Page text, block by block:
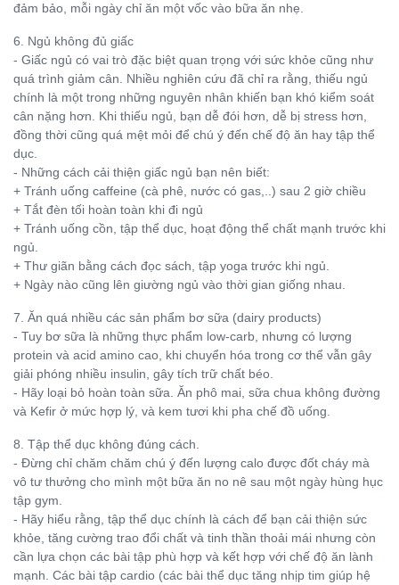
đảm bảo, mỗi ngày chỉ ăn một vốc vào bữa ăn nhẹ.
6. Ngủ không đủ giấc
- Giấc ngủ có vai trò đặc biệt quan trọng với sức khỏe cũng như
quá trình giảm cân. Nhiều nghiên cứu đã chỉ ra rằng, thiếu ngủ
chính là một trong những nguyên nhân khiến bạn khó kiểm soát
cân nặng hơn. Khi thiếu ngủ, bạn dễ đói hơn, dễ bị stress hơn,
đồng thời cũng quá mệt mỏi để chú ý đến chế độ ăn hay tập thể
dục.
- Những cách cải thiện giấc ngủ bạn nên biết:
+ Tránh uống caffeine (cà phê, nước có gas,..) sau 2 giờ chiều
+ Tắt đèn tối hoàn toàn khi đi ngủ
+ Tránh uống cồn, tập thể dục, hoạt động thể chất mạnh trước khi
ngủ.
+ Thư giãn bằng cách đọc sách, tập yoga trước khi ngủ.
+ Ngày nào cũng lên giường ngủ vào thời gian giống nhau.
7. Ăn quá nhiều các sản phẩm bơ sữa (dairy products)
- Tuy bơ sữa là những thực phẩm low-carb, nhưng có lượng
protein và acid amino cao, khi chuyển hóa trong cơ thể vẫn gây
giải phóng nhiều insulin, gây tích trữ chất béo.
- Hãy loại bỏ hoàn toàn sữa. Ăn phô mai, sữa chua không đường
và Kefir ở mức hợp lý, và kem tươi khi pha chế đồ uống.
8. Tập thể dục không đúng cách.
- Đừng chỉ chăm chăm chú ý đến lượng calo được đốt cháy mà
vô tư thưởng cho mình một bữa ăn no nê sau một ngày hùng hục
tập gym.
- Hãy hiểu rằng, tập thể dục chính là cách để bạn cải thiện sức
khỏe, tăng cường trao đổi chất và tinh thần thoải mái nhưng còn
cần lựa chọn các bài tập phù hợp và kết hợp với chế độ ăn lành
mạnh. Các bài tập cardio (các bài thể dục tăng nhịp tim giúp hệ